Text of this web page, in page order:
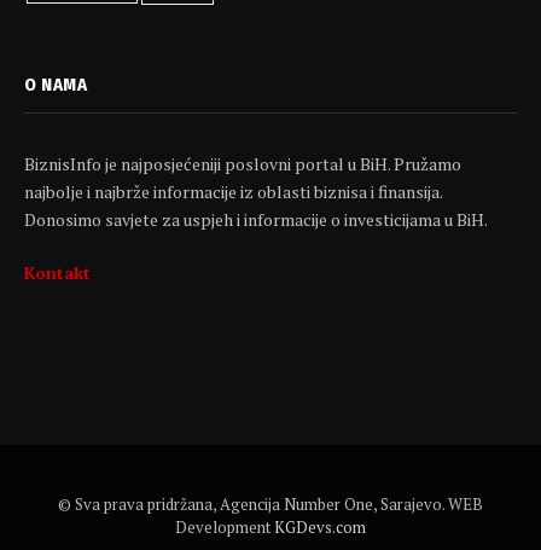
O NAMA
BiznisInfo je najposjećeniji poslovni portal u BiH. Pružamo
najbolje i najbrže informacije iz oblasti biznisa i finansija.
Donosimo savjete za uspjeh i informacije o investicijama u BiH.
Kontakt
© Sva prava pridržana, Agencija Number One, Sarajevo. WEB
DevelopmentKGDevs.com